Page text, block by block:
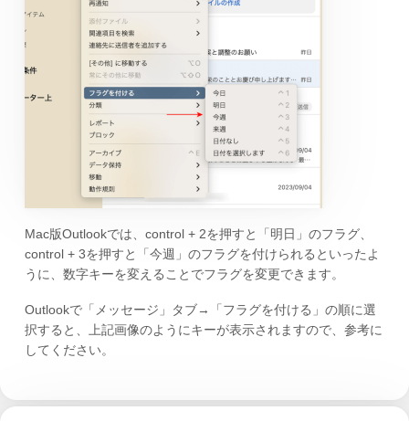
Mac版Outlookでは、control + 2を押すと「明日」のフラグ、
control + 3を押すと「今週」のフラグを付けられるといったよ
うに、数字キーを変えることでフラグを変更できます。
Outlookで「メッセージ」タブ→「フラグを付ける」の順に選
択すると、上記画像のようにキーが表示されますので、参考に
してください。